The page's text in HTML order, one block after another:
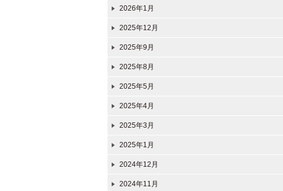
2026年1月
2025年12月
2025年9月
2025年8月
2025年5月
2025年4月
2025年3月
2025年1月
2024年12月
2024年11月